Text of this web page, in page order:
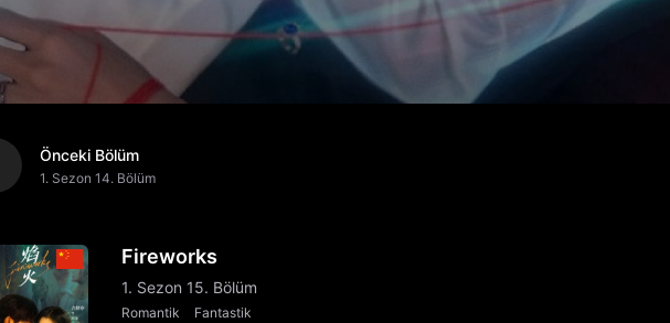
Önceki Bölüm
1. Sezon 14. Bölüm
Fireworks
1. Sezon 15. Bölüm
Romantik Fantastik